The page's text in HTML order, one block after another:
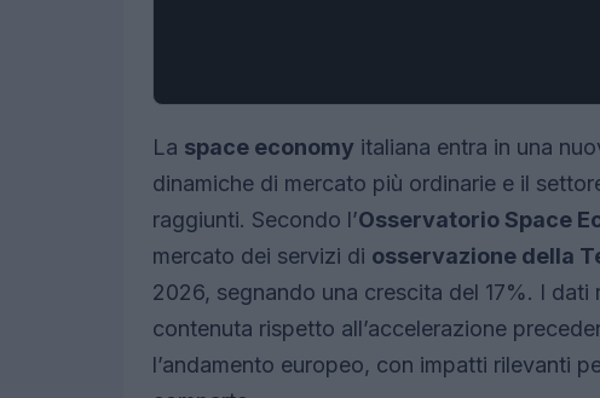
La space economy italiana entra in una
dinamiche di mercato più ordinarie e il
raggiunti. Secondo l’Osservatorio Space
mercato dei servizi di osservazione della
2026, segnando una crescita del 17%. I
contenuta rispetto all’accelerazione
l’andamento europeo, con impatti rilevanti